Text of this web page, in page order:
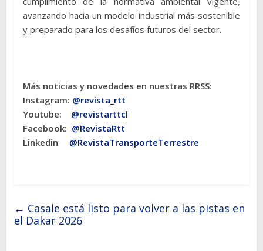
avanzando hacia un modelo industrial más sostenible
y preparado para los desafíos futuros del sector.
Más noticias y novedades en nuestras RRSS:
Instagram: @revista_rtt
Youtube: @revistarttcl
Facebook: @RevistaRtt
Linkedin: @RevistaTransporteTerrestre
← Casale está listo para volver a las pistas en
el Dakar 2026